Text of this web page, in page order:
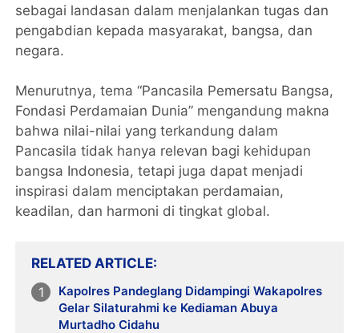
sebagai landasan dalam menjalankan tugas dan
pengabdian kepada masyarakat, bangsa, dan
negara.
Menurutnya, tema “Pancasila Pemersatu Bangsa,
Fondasi Perdamaian Dunia” mengandung makna
bahwa nilai-nilai yang terkandung dalam
Pancasila tidak hanya relevan bagi kehidupan
bangsa Indonesia, tetapi juga dapat menjadi
inspirasi dalam menciptakan perdamaian,
keadilan, dan harmoni di tingkat global.
RELATED ARTICLE
Kapolres Pandeglang Didampingi Wakapolres
Gelar Silaturahmi ke Kediaman Abuya
Murtadho Cidahu